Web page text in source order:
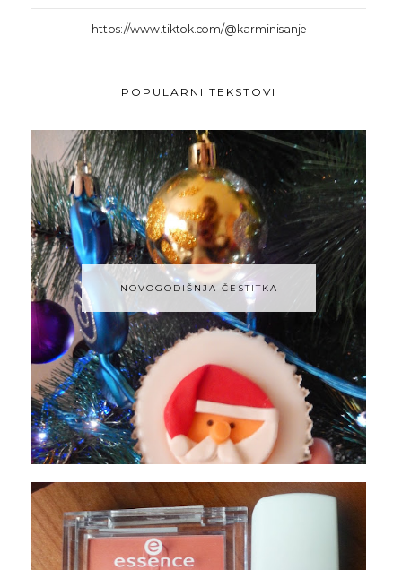
https://www.tiktok.com/@karminisanje
POPULARNI TEKSTOVI
NOVOGODIŠNJA ČESTITKA